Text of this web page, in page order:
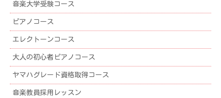
音楽大学受験コース
ピアノコース
エレクトーンコース
大人の初心者ピアノコース
ヤマハグレード資格取得コース
音楽教員採用レッスン